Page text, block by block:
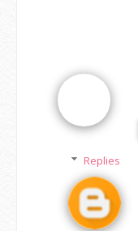
Replies